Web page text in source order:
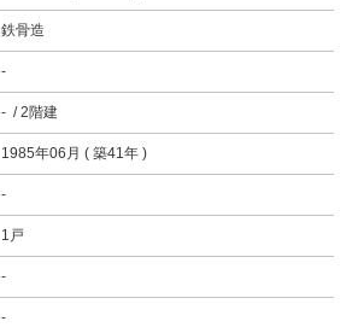
鉄骨造
-
- / 2階建
1985年06月 ( 築41年 )
-
1戸
-
-